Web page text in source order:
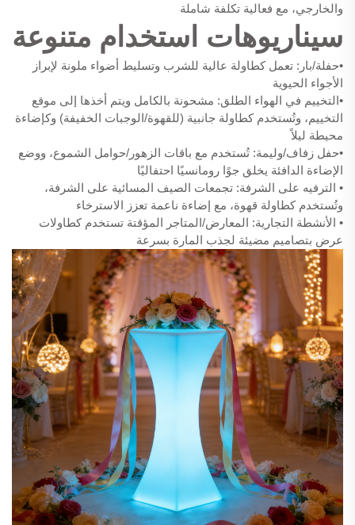
والخارجي، مع فعالية تكلفة شاملة
سيناريوهات استخدام متنوعة
•حفلة/بار: تعمل كطاولة عالية للشرب وتسليط أضواء ملونة لإبراز
الأجواء الحيوية
•التخييم في الهواء الطلق: مشحونة بالكامل ويتم أخذها إلى موقع
التخييم، وتُستخدم كطاولة جانبية (للقهوة/الوجبات الخفيفة) وكإضاءة
محيطة ليلاً
•حفل زفاف/وليمة: تُستخدم مع باقات الزهور/حوامل الشموع، ووضع
الإضاءة الدافئة يخلق جوًا رومانسيًا احتفاليًا
• الترفيه على الشرفة: تجمعات الصيف المسائية على الشرفة،
وتُستخدم كطاولة قهوة، مع إضاءة ناعمة تعزز الاسترخاء
• الأنشطة التجارية: المعارض/المتاجر المؤقتة تستخدم كطاولات
عرض بتصاميم مضيئة لجذب المارة بسرعة